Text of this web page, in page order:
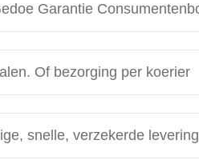
Garantie
Of bezorging per koerier
snelle, verzekerde levering